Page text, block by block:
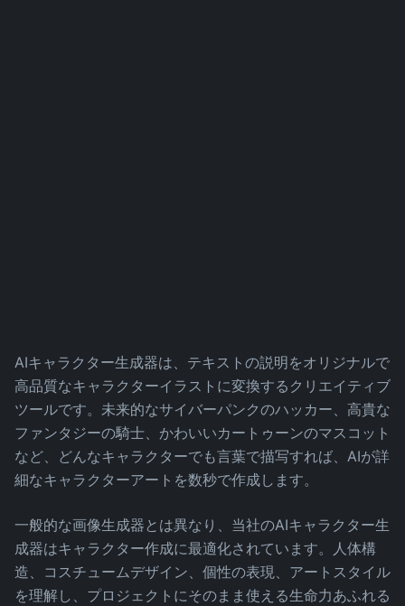
AIキャラクター生成器は、テキストの説明をオリジナルで
高品質なキャラクターイラストに変換するクリエイティブ
ツールです。未来的なサイバーパンクのハッカー、高貴な
ファンタジーの騎士、かわいいカートゥーンのマスコット
など、どんなキャラクターでも言葉で描写すれば、AIが詳
細なキャラクターアートを数秒で作成します。
一般的な画像生成器とは異なり、当社のAIキャラクター生
成器はキャラクター作成に最適化されています。人体構
造、コスチュームデザイン、個性の表現、アートスタイル
を理解し、プロジェクトにそのまま使える生命力あふれる